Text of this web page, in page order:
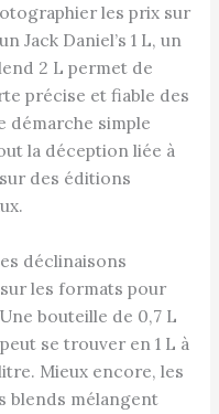
les prix sur
Jack Daniel’s 1 L, un
2 L permet de
précise et fiable des
démarche simple
la déception liée à
des éditions
déclinaisons
les formats pour
bouteille de 0,7 L
se trouver en 1 L à
Mieux encore, les
blends mélangent